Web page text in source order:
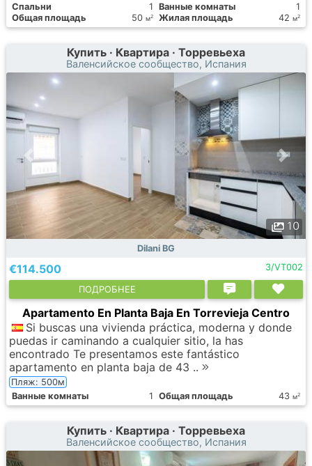
Спальни 1 Ванные комнаты
1
Общая площадь
50 м2 Жилая площадь 42 м2
Купить · Квартира · Торревьеха
Валенсийское сообщество, Испания
10
Dilani BG
€114.500 3/VT002
ПОДРОБНЕЕ
Apartamento En Planta Baja En Torrevieja Centro
Si buscas una vivienda práctica, moderna y donde
puedas ir caminando a cualquier sitio, la has
encontrado Te presentamos este fantástico
apartamento en planta baja de 43 ..
Пляж: 500м
Ванные комнаты
1 Общая площадь 43 м2
Купить · Квартира · Торревьеха
Валенсийское сообщество, Испания